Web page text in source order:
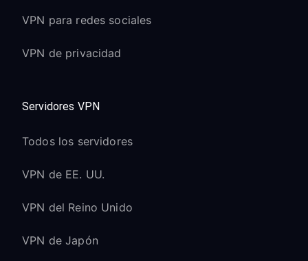
VPN para redes sociales
VPN de privacidad
Servidores VPN
Todos los servidores
VPN de EE. UU.
VPN del Reino Unido
VPN de Japón